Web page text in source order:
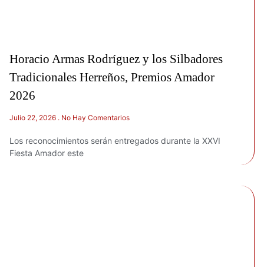
Horacio Armas Rodríguez y los Silbadores
Tradicionales Herreños, Premios Amador
2026
Julio 22, 2026 No Hay Comentarios
Los reconocimientos serán entregados durante la XXVI
Fiesta Amador este